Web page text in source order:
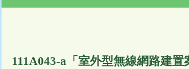
111A043-a「室外型無線網路建置